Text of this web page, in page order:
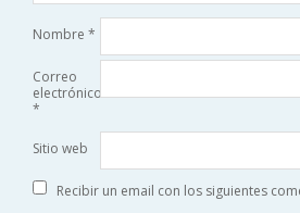
Nombre *
Correo
electrónico
*
Sitio web
Recibir un email con los siguientes